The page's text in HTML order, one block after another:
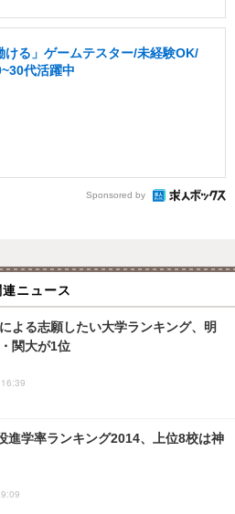
ける」ゲームテスター/未経験OK/
代活躍中
Sponsored by
連ニュース
よる志願したい大学ランキング、明
関大が1位
進学率ランキング2014、上位8校は神